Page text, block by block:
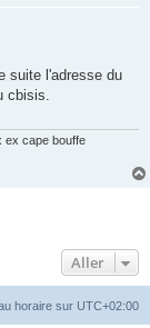
suite l'adresse du
cbisis.
ex cape bouffe
Aller
horaire sur UTC+02:00